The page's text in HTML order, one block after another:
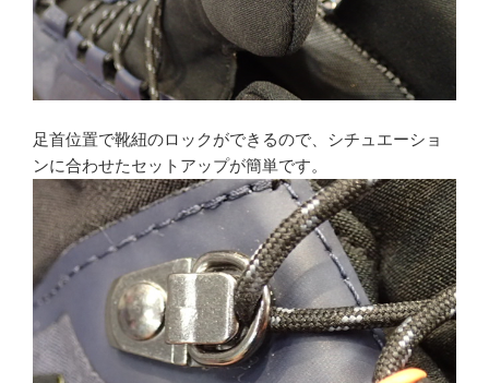
足首位置で靴紐のロックができるので、シチュエーショ
ンに合わせたセットアップが簡単です。